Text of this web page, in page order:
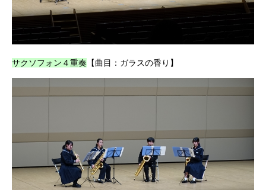
サクソフォン４重奏 【曲目：ガラスの香り】